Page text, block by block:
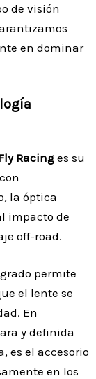
de visión
en dominar
Racing es su
la óptica
impacto de
off-road.
permite
el lente se
En
y definida
es el accesorio
en los